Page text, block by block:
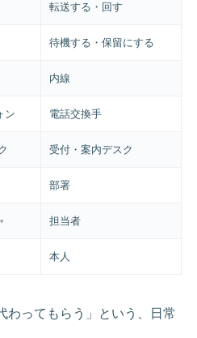
転送する・回す
待機する・保留にする
内線
ン 電話交換手
受付・案内デスク
部署
担当者
本人
わってもらう」という、日常